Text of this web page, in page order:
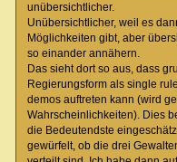
unübersichtlicher.
Unübersichtlicher, weil es
Möglichkeiten gibt, aber
so einander annähern.
Das sieht dort so aus, dass
Regierungsform als single
demos auftreten kann (wird
Wahrscheinlichkeiten). Dies
die Bedeutendste
gewürfelt, ob die drei